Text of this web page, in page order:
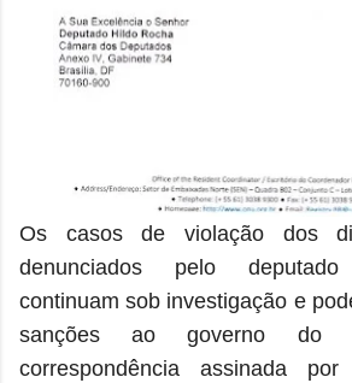
Os casos de violação dos
denunciados pelo
continuam sob investigação e
sanções ao governo do
correspondência assinada